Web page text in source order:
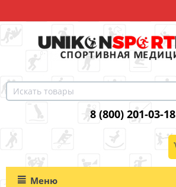
8 (800) 201-03-18
Меню